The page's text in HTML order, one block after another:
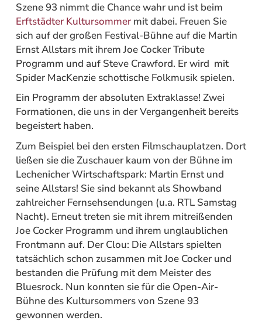
Szene 93 nimmt die Chance wahr und ist beim
Erftstädter Kultursommermit dabei. Freuen Sie
sich auf der großen Festival-Bühne auf die Martin
Ernst Allstars mit ihrem Joe Cocker Tribute
Programm und auf Steve Crawford. Er wird mit
Spider MacKenzie schottische Folkmusik spielen.
Ein Programm der absoluten Extraklasse! Zwei
Formationen, die uns in der Vergangenheit bereits
begeistert haben.
Zum Beispiel bei den ersten Filmschauplatzen. Dort
ließen sie die Zuschauer kaum von der Bühne im
Lechenicher Wirtschaftspark: Martin Ernst und
seine Allstars! Sie sind bekannt als Showband
zahlreicher Fernsehsendungen (u.a. RTL Samstag
Nacht). Erneut treten sie mit ihrem mitreißenden
Joe Cocker Programm und ihrem unglaublichen
Frontmann auf. Der Clou: Die Allstars spielten
tatsächlich schon zusammen mit Joe Cocker und
bestanden die Prüfung mit dem Meister des
Bluesrock. Nun konnten sie für die Open-Air-
Bühne des Kultursommers von Szene 93
gewonnen werden.